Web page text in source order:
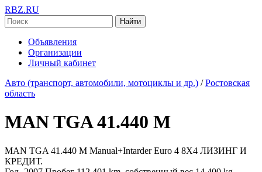
RBZ.RU
Найти
Объявления
Организации
Личный кабинет
Авто (транспорт, автомобили, мотоциклы и др.) / Ростовская
область
MAN TGA 41.440 M
MAN TGA 41.440 M Manual+Intarder Euro 4 8X4 ЛИЗИНГ И
КРЕДИТ.